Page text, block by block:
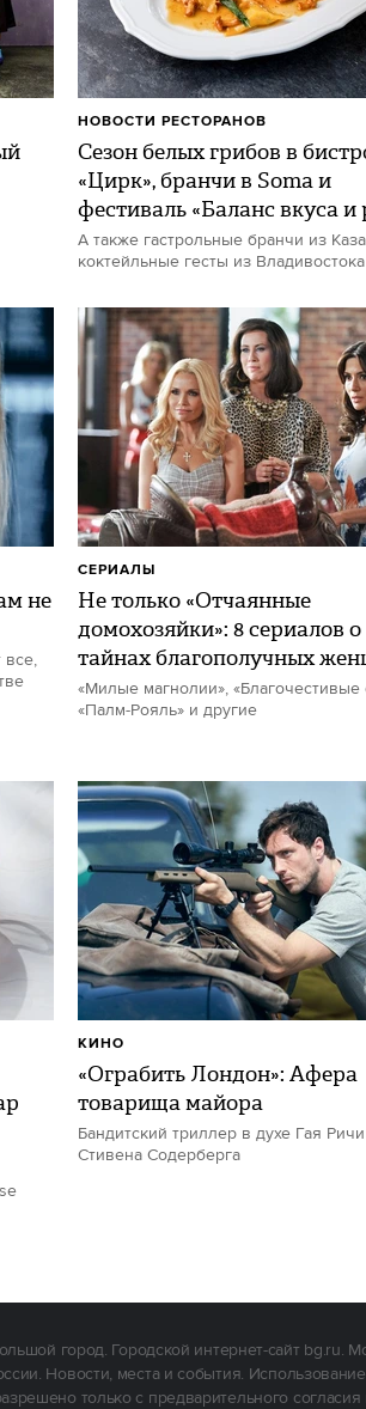
Сезон белых грибов в
«Цирк», бранчи в Soma и
фестиваль «Баланс вкуса и
А также гастрольные бранчи из
коктейльные гесты из Владивостока
НОВОСТИ РЕСТОРАНОВ
не
все,
Не только «Отчаянные
домохозяйки»: 8 сериалов о
тайнах благополучных
«Милые магнолии», «Благочестивые
«Палм-Рояль» и другие
СЕРИАЛЫ
«Ограбить Лондон»: Афера
товарища майора
Бандитский триллер в духе Гая
Стивена Содерберга
КИНО
город. Городской интернет-сайт bg.ru.
Новости, места и события.
только с предварительного